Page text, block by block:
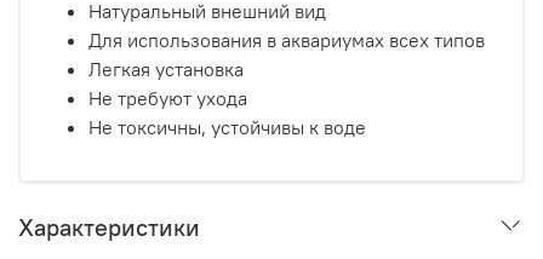
Натуральный внешний вид
Для использования в аквариумах всех типов
Легкая установка
Не требуют ухода
Не токсичны, устойчивы к воде
Характеристики